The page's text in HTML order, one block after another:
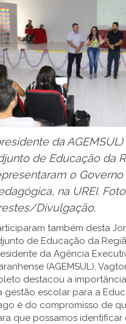
da
de Educação da
o
na UREI.
Divulgação.
também desta
de Educação da
da Agência
(AGEMSUL),
destacou a
gestão escolar para a
é do compromisso de
que possamos